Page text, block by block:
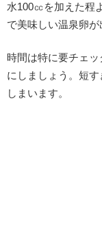
水100㏄を加えた程
で美味しい温泉卵が
時間は特に要チェ
にしましょう。短
しまいます。